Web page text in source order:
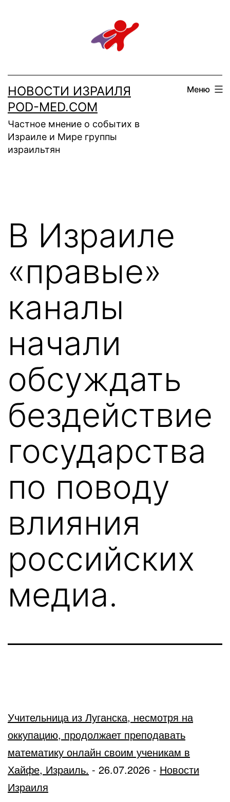
НОВОСТИ ИЗРАИЛЯ
POD-MED.COM
Частное мнение о событих в
Израиле и Мире группы
израильтян
Меню
В Израиле
«правые»
каналы
начали
обсуждать
бездействие
государства
по поводу
влияния
российских
медиа.
Учительница из Луганска, несмотря на
оккупацию, продолжает преподавать
математику онлайн своим ученикам в
Хайфе, Израиль. - 26.07.2026 - Новости
Израиля